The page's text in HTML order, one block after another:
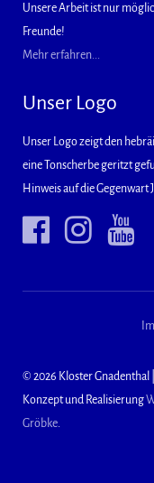
Unsere Arbeit ist nur
Freunde!
Mehr erfahren...
Unser Logo
Unser Logo zeigt den
eine Tonscherbe geritzt
Hinweis auf die Gegenwart
© 2026 Kloster Gnadenthal |
Konzept und Realisierung
Gröbke